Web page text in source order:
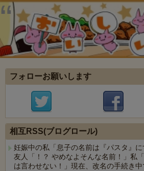
フォローお願いします
相互RSS(ブログロール)
妊娠中の私「息子の名前は『パスタ』に
友人「！？ やめなよそんな名前！」私
は言わせない！」現在、改名の手続き中